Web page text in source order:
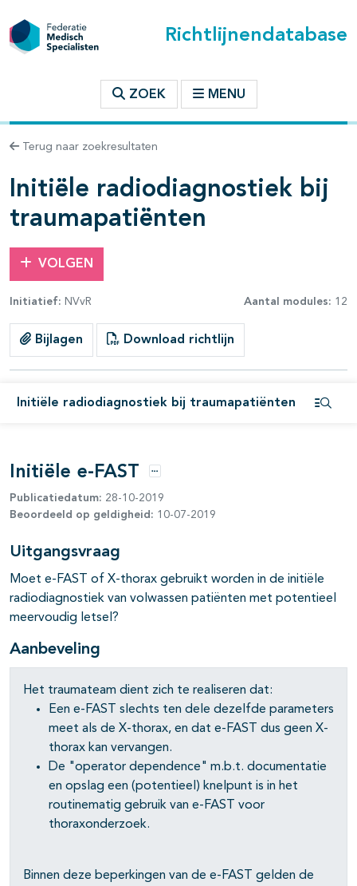
Richtlijnendatabase
ZOEK MENU
Terug naar zoekresultaten
Initiële radiodiagnostiek bij
traumapatiënten
VOLGEN
Initiatief: NVvR Aantal modules: 12
Bijlagen Download richtlijn
Initiële radiodiagnostiek bij traumapatiënten
Initiële e-FAST Opties
Publicatiedatum: 28-10-2019
Beoordeeld op geldigheid: 10-07-2019
Uitgangsvraag
Moet e-FAST of X-thorax gebruikt worden in de initiële
radiodiagnostiek van volwassen patiënten met potentieel
meervoudig letsel?
Aanbeveling
Het traumateam dient zich te realiseren dat:
Een e-FAST slechts ten dele dezelfde parameters
meet als de X-thorax, en dat e-FAST dus geen X-
thorax kan vervangen.
De "operator dependence" m.b.t. documentatie
en opslag een (potentieel) knelpunt is in het
routinematig gebruik van e-FAST voor
thoraxonderzoek.
Binnen deze beperkingen van de e-FAST gelden de